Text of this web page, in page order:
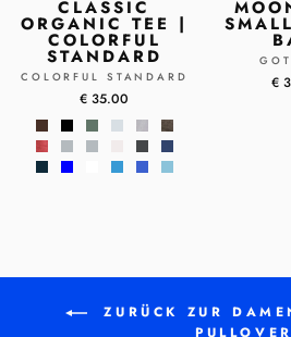
CLASSIC
ORGANIC TEE |
COLORFUL
STANDARD
COLORFUL STANDARD
€ 35.00
€
ZURÜCK ZUR
PULLOVER